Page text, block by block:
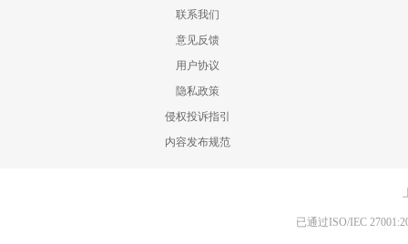
联系我们
意见反馈
用户协议
隐私政策
侵权投诉指引
内容发布规范
已通过ISO/IEC